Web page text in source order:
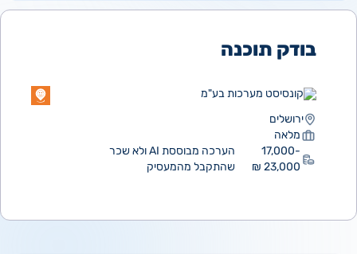
בודק תוכנה
קונסיסט מערכות בע"מ
ירושלים
מלאה
17,000-
23,000 ₪
הערכה מבוססת AI ולא שכר
שהתקבל מהמעסיק